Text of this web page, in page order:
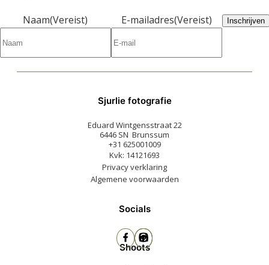
Naam(Vereist) E-mailadres(Vereist) Inschrijven
Sjurlie fotografie
Eduard Wintgensstraat 22
6446 SN Brunssum
+31 625001009
Kvk: 14121693
Privacy verklaring
Algemene voorwaarden
Socials
Shoots